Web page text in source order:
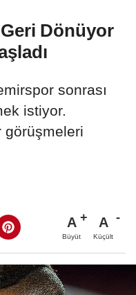
Dönüyor
sonrası
istiyor.
görüşmeleri
A
Büyüt
A
Küçült